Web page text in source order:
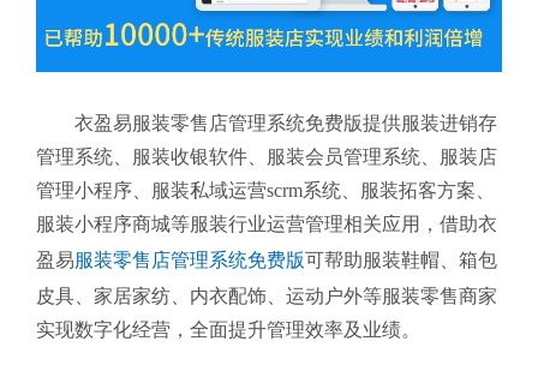
衣盈易服装零售店管理系统免费版提供服装进销存
管理系统、服装收银软件、服装会员管理系统、服装店
管理小程序、服装私域运营scrm系统、服装拓客方案、
服装小程序商城等服装行业运营管理相关应用，借助衣
盈易服装零售店管理系统免费版可帮助服装鞋帽、箱包
皮具、家居家纺、内衣配饰、运动户外等服装零售商家
实现数字化经营，全面提升管理效率及业绩。